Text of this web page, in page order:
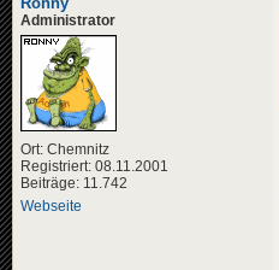
Administrator
Ort: Chemnitz
Registriert: 08.11.2001
Beiträge: 11.742
Webseite